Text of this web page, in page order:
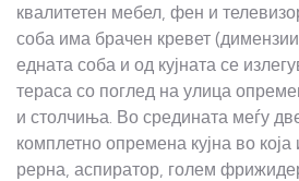
квалитетен мебел, фен и
соба има брачен кревет
едната соба и од кујната се
тераса со поглед на улица
и столчиња. Во средината меѓу
комплетно опремена кујна во
рерна, аспиратор, голем